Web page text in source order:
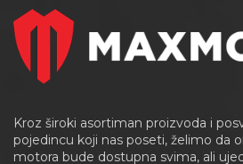
Kroz široki asortiman proizvoda i
pojedincu koji nas poseti, želimo da
motora bude dostupna svima, ali